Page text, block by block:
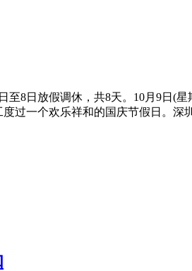
至8日放假调休，共8天。10月9日
过一个欢乐祥和的国庆节假日。深